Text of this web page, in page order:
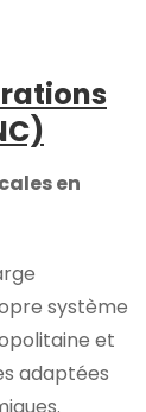
en
système
et
adaptées